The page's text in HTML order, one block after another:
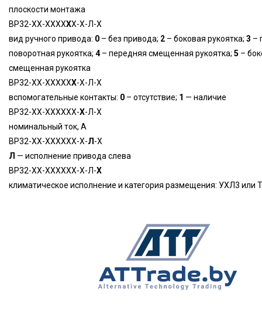
плоскости монтажа
ВР32-ХХ-ХХХХХХ-Х-Л-Х
вид ручного привода: 0 – без привода; 2 – боковая рукоятка; 3 –
поворотная рукоятка; 4– передняя смещенная рукоятка; 5 –
смещенная рукоятка
ВР32-ХХ-ХХХХХХ-Х-Л-Х
вспомогательные контакты: 0 – отсутствие; 1 — наличие
ВР32-ХХ-ХХХХХХ-Х-Л-Х
номинальный ток, А
ВР32-ХХ-ХХХХХХ-Х-Л -Х
Л — исполнение привода слева
ВР32-ХХ-ХХХХХХ-Х-Л-Х
климатическое исполнение и категория размещения: УХЛ3 или Т